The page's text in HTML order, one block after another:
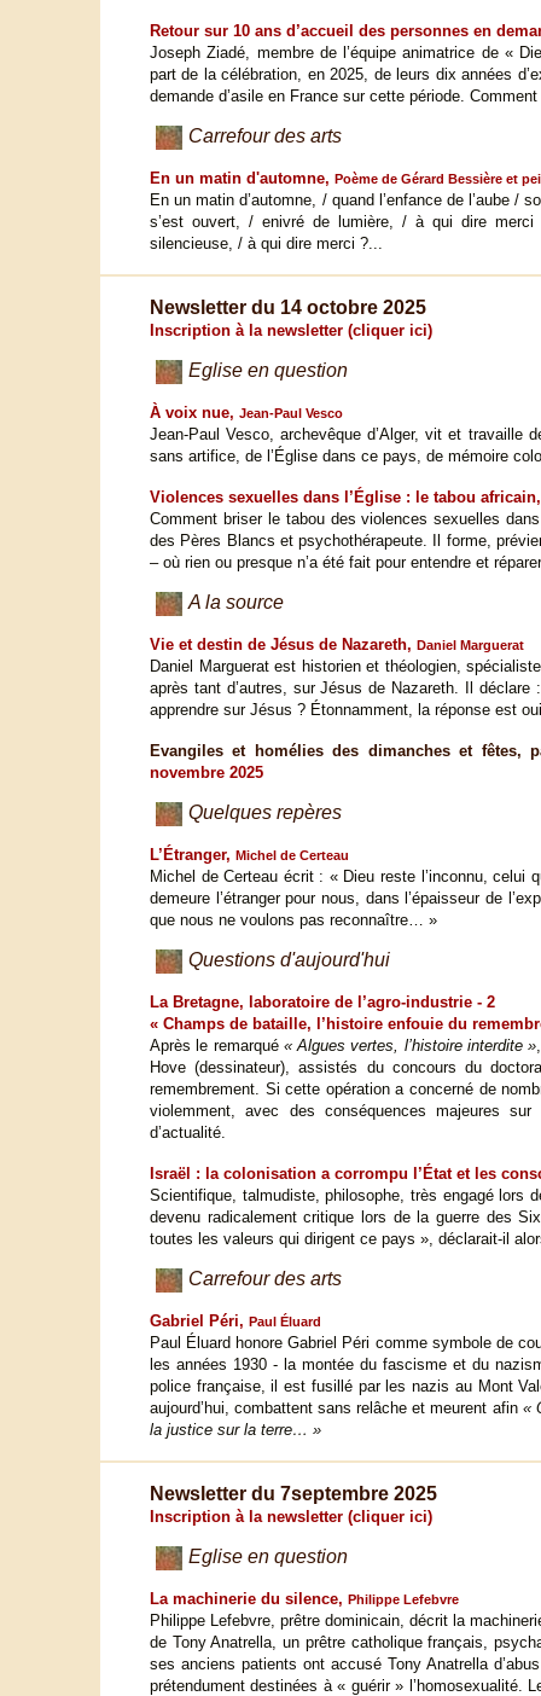
Retour sur 10 ans d’accueil des personnes en
Joseph Ziadé, membre de l’équipe animatrice de «
part de la célébration, en 2025, de leurs dix années
demande d’asile en France sur cette période.
Carrefour des arts
En un matin d'automne, Poème de Gérard Bessière et
En un matin d’automne, / quand l’enfance de l’aube
s’est ouvert, / enivré de lumière, / à qui dire
silencieuse, / à qui dire merci ?...
Newsletter du 14 octobre 2025
Inscription à la newsletter (cliquer ici)
Eglise en question
À voix nue, Jean-Paul Vesco
Jean-Paul Vesco, archevêque d’Alger, vit et
sans artifice, de l’Église dans ce pays, de mémoire
Violences sexuelles dans l’Église : le tabou
Comment briser le tabou des violences sexuelles
des Pères Blancs et psychothérapeute. Il forme,
– où rien ou presque n’a été fait pour entendre et
A la source
Vie et destin de Jésus de Nazareth, Daniel Marguerat
Daniel Marguerat est historien et théologien,
après tant d’autres, sur Jésus de Nazareth. Il
apprendre sur Jésus ? Étonnamment, la réponse est
Evangiles et homélies des dimanches et fêtes,
novembre 2025
Quelques repères
L’Étranger, Michel de Certeau
Michel de Certeau écrit : « Dieu reste l’inconnu,
demeure l’étranger pour nous, dans l’épaisseur de
que nous ne voulons pas reconnaître… »
Questions d'aujourd'hui
La Bretagne, laboratoire de l’agro-industrie - 2
« Champs de bataille, l’histoire enfouie du
Après le remarqué « Algues vertes, l’histoire interdite »
Hove (dessinateur), assistés du concours du
remembrement. Si cette opération a concerné de
violemment, avec des conséquences majeures
d’actualité.
Israël : la colonisation a corrompu l’État et les
Scientifique, talmudiste, philosophe, très engagé lors
devenu radicalement critique lors de la guerre des
toutes les valeurs qui dirigent ce pays », déclarait-il
Carrefour des arts
Gabriel Péri, Paul Éluard
Paul Éluard honore Gabriel Péri comme symbole de
les années 1930 - la montée du fascisme et du
police française, il est fusillé par les nazis au Mont
aujourd’hui, combattent sans relâche et meurent afin «
la justice sur la terre… »
Newsletter du 7septembre 2025
Inscription à la newsletter (cliquer ici)
Eglise en question
La machinerie du silence, Philippe Lefebvre
Philippe Lefebvre, prêtre dominicain, décrit la
de Tony Anatrella, un prêtre catholique français,
ses anciens patients ont accusé Tony Anatrella
prétendument destinées à « guérir » l’homosexualité.